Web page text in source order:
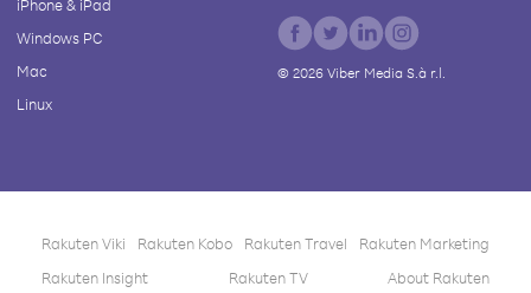
iPhone & iPad
Windows PC
Mac
Linux
© 2026Viber Media S.à r.l.
Rakuten Viki Rakuten Kobo Rakuten Travel
Rakuten Marketing
Rakuten Insight
Rakuten TV About Rakuten